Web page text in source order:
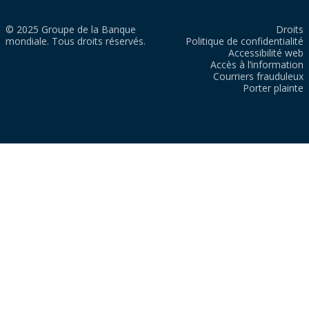
© 2025 Groupe de la Banque
mondiale. Tous droits réservés.
Droits
Politique de confidentialité
Accessibilité web
Accès à l’information
Courriers frauduleux
Porter plainte